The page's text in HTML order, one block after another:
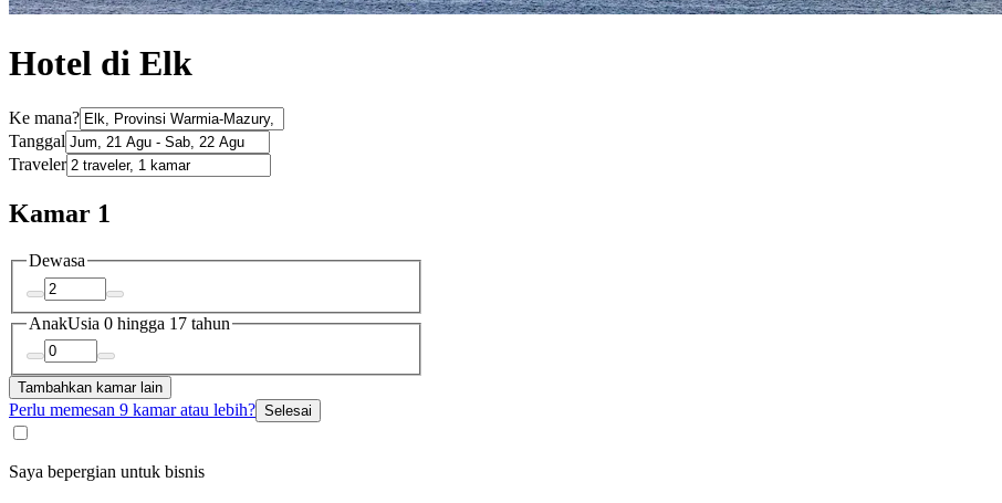
Hotel di Elk
Ke mana?
Tanggal
Traveler
Kamar 1
Dewasa
AnakUsia 0 hingga 17 tahun
Tambahkan kamar lain
Perlu memesan 9 kamar atau lebih? Selesai
Saya bepergian untuk bisnis